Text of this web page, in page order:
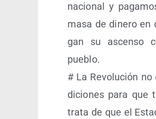
nacio­nal y
masa de dine­ro en
gan su ascen­so
pueblo.
# La Revo­lu­ción
di­cio­nes para que
tra­ta de que el